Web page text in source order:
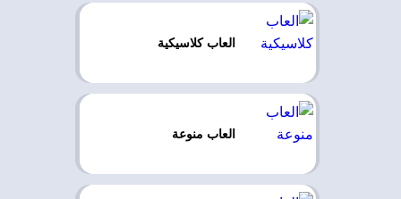
العاب كلاسيكية
العاب منوعة